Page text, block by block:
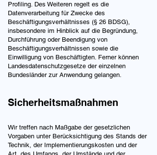
Profiling. Des Weiteren regelt es die
Datenverarbeitung für Zwecke des
Beschäftigungsverhältnisses (§ 26 BDSG),
insbesondere im Hinblick auf die Begründung,
Durchführung oder Beendigung von
Beschäftigungsverhältnissen sowie die
Einwilligung von Beschäftigten. Ferner können
Landesdatenschutzgesetze der einzelnen
Bundesländer zur Anwendung gelangen.
Sicherheitsmaßnahmen
Wir treffen nach Maßgabe der gesetzlichen
Vorgaben unter Berücksichtigung des Stands der
Technik, der Implementierungskosten und der